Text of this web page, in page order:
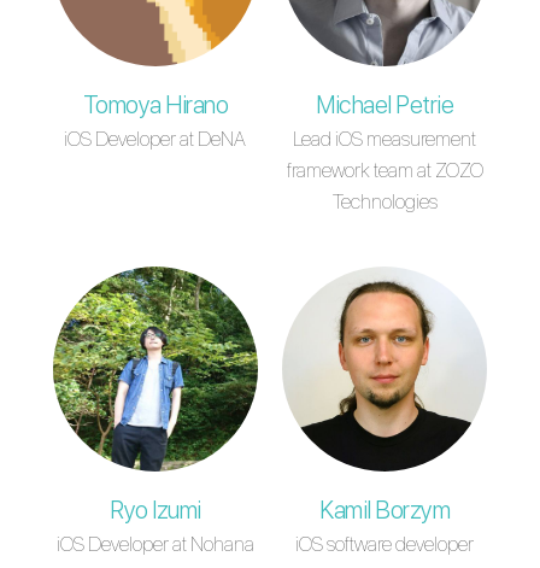
Tomoya Hirano
iOS Developer at DeNA
Michael Petrie
Lead iOS measurement
framework team at ZOZO
Technologies
Ryo Izumi
iOS Developer at Nohana
Kamil Borzym
iOS software developer